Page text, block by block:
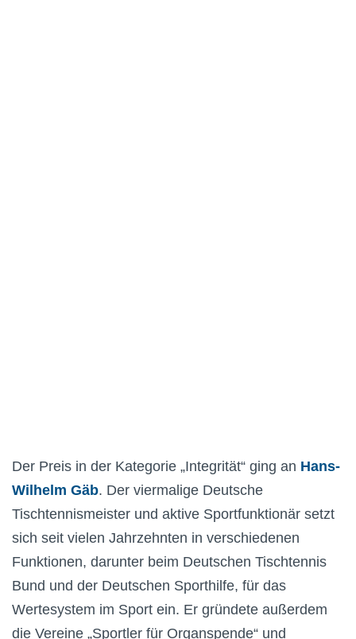
Der Preis in der Kategorie „Integrität“ ging an Hans-
Wilhelm Gäb. Der viermalige Deutsche
Tischtennismeister und aktive Sportfunktionär setzt
sich seit vielen Jahrzehnten in verschiedenen
Funktionen, darunter beim Deutschen Tischtennis
Bund und der Deutschen Sporthilfe, für das
Wertesystem im Sport ein. Er gründete außerdem
die Vereine „Sportler für Organspende“ und